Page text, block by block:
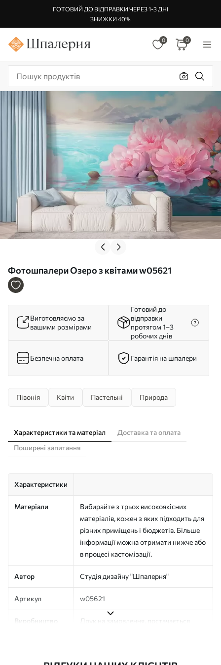
ГОТОВИЙ ДО ВІДПРАВКИ ЧЕРЕЗ 1-3 ДНІ
ЗНИЖКИ 40%
0 0
Фотошпалери Озеро з квітами w05621
Виготовляємо за
вашими розмірами
Готовий до
відправки
протягом 1–3
робочих днів
Безпечна оплата Гарантія на шпалери
Півонія Квіти Пастельні Природа
Характеристики та матеріал
Доставка та оплата
Поширені запитання
Характеристики
Матеріали
Вибирайте з трьох високоякісних
матеріалів, кожен з яких підходить для
різних приміщень і бюджетів. Більше
інформації можна отримати нижче або
в процесі кастомізації.
Автор Студія дизайну "Шпалерня"
Артикул w05621
Виробництво
Друк на замовлення, постачається